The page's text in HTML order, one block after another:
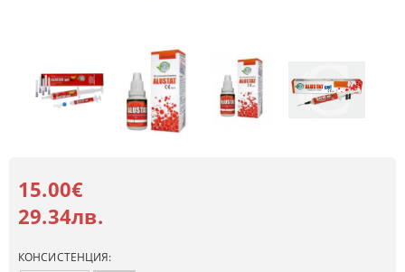
15.00€
29.34лв.
КОНСИСТЕНЦИЯ: